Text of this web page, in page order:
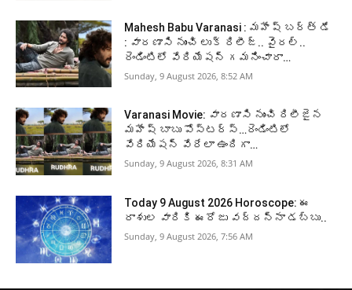
Mahesh Babu Varanasi : మహేష్ బర్త్ డే
: వారణాసి నుంచి లుక్ రిలీజ్.. వైరల్..
రెండింటిలో వేరియేషన్ గమనించారా…
Sunday, 9 August 2026, 8:52 AM
Varanasi Movie: వారణాసి నుంచి రిలీజైన
మహేష్ బాబు పోస్టర్స్…రెండింటిలో
వేరియేషన్ వేరేలా ఉందిగా…
Sunday, 9 August 2026, 8:31 AM
Today 9 August 2026 Horoscope: ఈ
రాశుల వారికి ఈరోజు వద్దన్నా డబ్బు..
Sunday, 9 August 2026, 7:56 AM